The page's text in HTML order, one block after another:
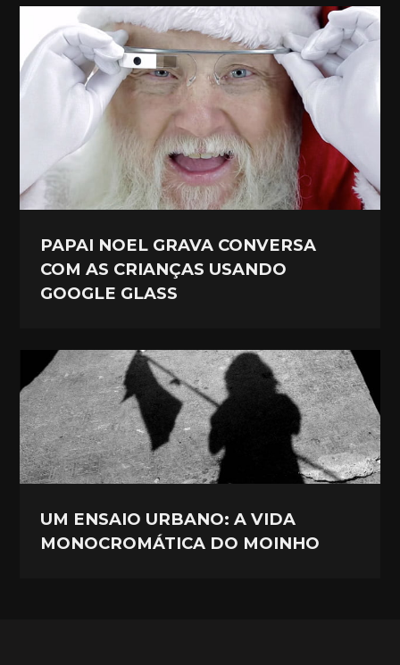
PAPAI NOEL GRAVA CONVERSA
COM AS CRIANÇAS USANDO
GOOGLE GLASS
UM ENSAIO URBANO: A VIDA
MONOCROMÁTICA DO MOINHO